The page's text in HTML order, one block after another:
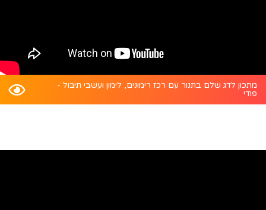
מתכון לדג שלם בתנור עם רכז רימונים, לימון ועשבי תיבול -
פודי